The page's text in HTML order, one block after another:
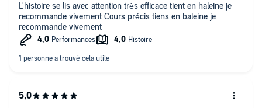
L'histoire se lis avec attention très efficace tient en haleine je
recommande vivement Cours précis tiens en baleine je
recommande vivement